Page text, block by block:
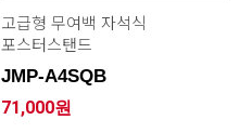
고급형 무여백 자석식
포스터스탠드
JMP-A4SQB
71,000원